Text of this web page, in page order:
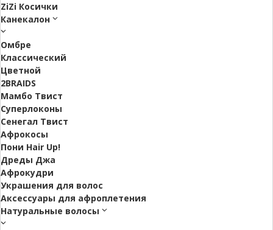
ZiZi Косички
Канекалон
Омбре
Классический
Цветной
2BRAIDS
Мамбо Твист
Суперлоконы
Сенегал Твист
Афрокосы
Пони Hair Up!
Дреды Джа
Афрокудри
Украшения для волос
Аксессуары для афроплетения
Натуральные волосы